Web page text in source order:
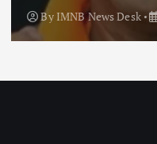
By IMNB News Desk